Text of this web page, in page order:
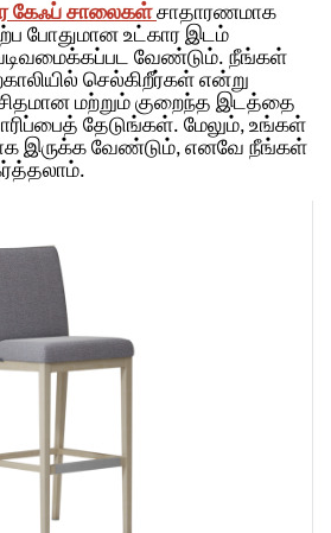
கேஃப் சாலைகள்சாதாரணமாக
போதுமான உட்கார இடம்
வேண்டும். நீங்கள்
செல்கிறீர்கள் என்று
மற்றும் குறைந்த இடத்தை
தேடுங்கள். மேலும், உங்கள்
இருக்க வேண்டும், எனவே நீங்கள்